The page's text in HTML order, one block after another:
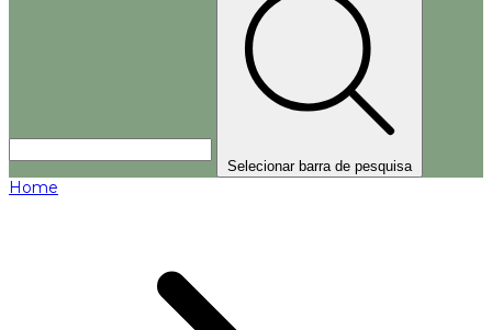
Selecionar barra de pesquisa
Home